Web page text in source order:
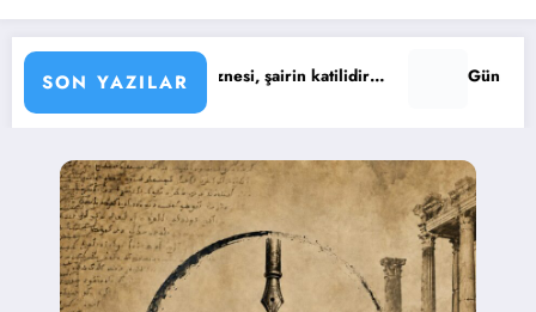
SON YAZILAR
öznesi, şairin katilidir… Günün Sözü : Yaşıyoruz işte…